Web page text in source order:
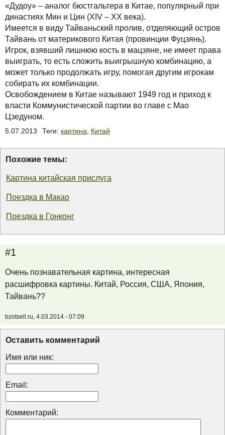
«Дудоу» – аналог бюстгальтера в Китае, популярный при
династиях Мин и Цин (XIV – XX века).
Имеется в виду Тайваньский пролив, отделяющий остров
Тайвань от материкового Китая (провинции Фуцзянь).
Игрок, взявший лишнюю кость в мацзяне, не имеет права
выиграть, то есть сложить выигрышную комбинацию, а
может только продолжать игру, помогая другим игрокам
собирать их комбинации.
Освобождением в Китае называют 1949 год и приход к
власти Коммунистической партии во главе с Мао
Цзедуном.
5.07.2013 Теги: картина Китай
Похожие темы:
Картина китайская прислуга
Поездка в Макао
Поездка в Гонконг
#1
Очень познавательная картина, интересная
расшифровка картины. Китай, Россия, США, Япония,
Тайвань??
bzotsell.ru, 4.03.2014 - 07:09
Оставить комментарий
Имя или ник:
Email:
Комментарий: